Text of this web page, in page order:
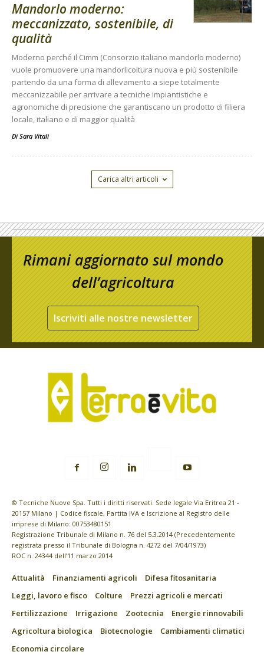
Mandorlo moderno:
meccanizzato, sostenibile, di
qualità
Moderno perché il Cimm (Consorzio italiano mandorlo moderno)
vuole promuovere una mandorlicoltura nuova e più sostenibile
partendo da una forma di allevamento a siepe totalmente
meccanizzabile per arrivare a tecniche impiantistiche e
agronomiche di precisione che garantiscano un prodotto di filiera
locale, italiano e di maggior qualità
Di Sara Vitali
Carica altri articoli
Rimani aggiornato sul mondo
dell’agricoltura
Iscriviti alle nostre newsletter
© Tecniche Nuove Spa. Tutti i diritti riservati. Sede legale Via Eritrea 21 -
20157 Milano | Codice fiscale, Partita IVA e Iscrizione al Registro delle
imprese di Milano: 00753480151
Registrazione Tribunale di Milano n. 76 del 5.3.2014 (Precedentemente
registrata presso il Tribunale di Bologna n. 4272 del 7/04/1973)
ROC n. 24344 dell’11 marzo 2014
Attualità Finanziamenti agricoli
Difesa fitosanitaria
Leggi, lavoro e fisco
Colture
Prezzi agricoli e mercati
Fertilizzazione
Irrigazione Zootecnia
Energie rinnovabili
Agricoltura biologica
Biotecnologie
Cambiamenti climatici
Economia circolare